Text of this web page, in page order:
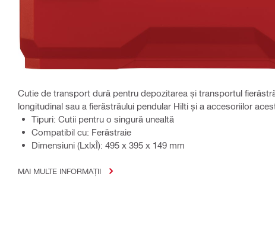
Cutie de transport dură pentru depozitarea și transportul
longitudinal sau a fierăstrăului pendular Hilti și a accesoriilor
Tipuri: Cutii pentru o singură unealtă
Compatibil cu: Ferăstraie
Dimensiuni (LxlxÎ): 495 x 395 x 149 mm
MAI MULTE INFORMAȚII